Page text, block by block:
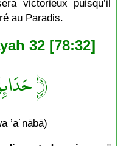
victorieux puisqu’il
au Paradis.
32 [78:32]
﴿
’aʿnābā)